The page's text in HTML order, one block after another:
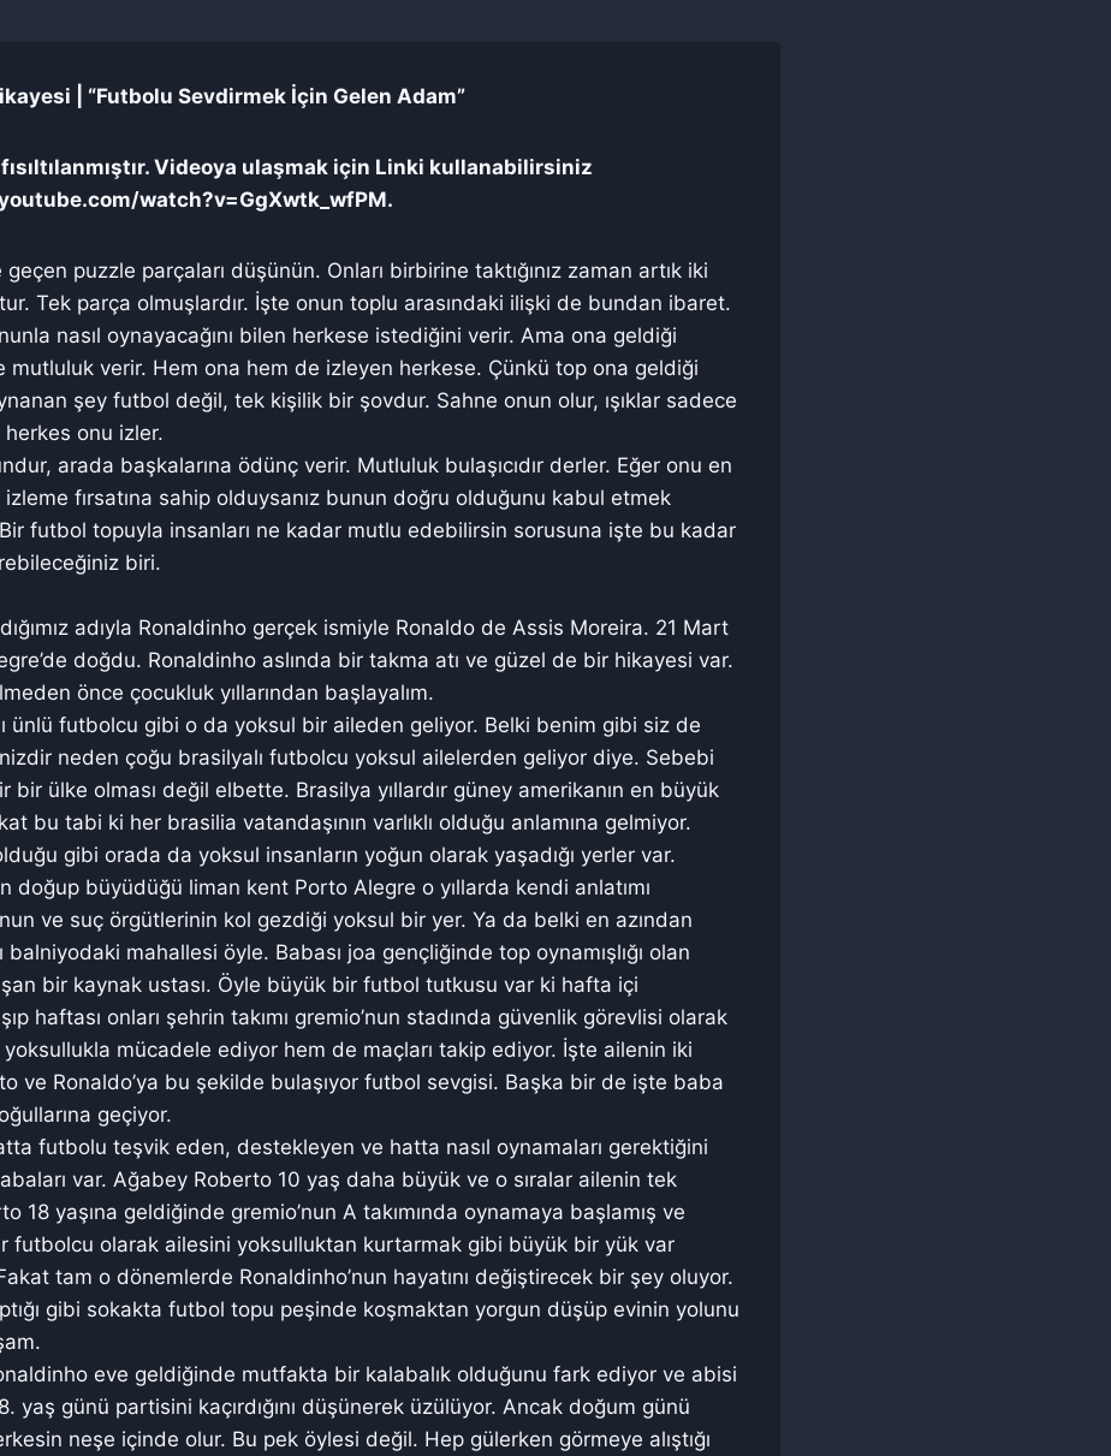
| “Futbolu Sevdirmek İçin Gelen Adam”
Videoya ulaşmak için Linki kullanabilirsiniz
watch?v=GgXwtk_wfPM.
puzzle parçaları düşünün. Onları birbirine taktığınız zaman artık iki
Tek parça olmuşlardır. İşte onun toplu arasındaki ilişki de bundan ibaret.
nasıl oynayacağını bilen herkese istediğini verir. Ama ona geldiği
mutluluk verir. Hem ona hem de izleyen herkese. Çünkü top ona geldiği
şey futbol değil, tek kişilik bir şovdur. Sahne onun olur, ışıklar sadece
herkes onu izler.
arada başkalarına ödünç verir. Mutluluk bulaşıcıdır derler. Eğer onu en
fırsatına sahip olduysanız bunun doğru olduğunu kabul etmek
Bir futbol topuyla insanları ne kadar mutlu edebilirsin sorusuna işte bu kadar
biri.
adıyla Ronaldinho gerçek ismiyle Ronaldo de Assis Moreira. 21 Mart
doğdu. Ronaldinho aslında bir takma atı ve güzel de bir hikayesi var.
önce çocukluk yıllarından başlayalım.
ünlü futbolcu gibi o da yoksul bir aileden geliyor. Belki benim gibi siz de
neden çoğu brasilyalı futbolcu yoksul ailelerden geliyor diye. Sebebi
bir ülke olması değil elbette. Brasilya yıllardır güney amerikanın en büyük
bu tabi ki her brasilia vatandaşının varlıklı olduğu anlamına gelmiyor.
gibi orada da yoksul insanların yoğun olarak yaşadığı yerler var.
doğup büyüdüğü liman kent Porto Alegre o yıllarda kendi anlatımı
ve suç örgütlerinin kol gezdiği yoksul bir yer. Ya da belki en azından
balniyodaki mahallesi öyle. Babası joa gençliğinde top oynamışlığı olan
bir kaynak ustası. Öyle büyük bir futbol tutkusu var ki hafta içi
haftası onları şehrin takımı gremio’nun stadında güvenlik görevlisi olarak
yoksullukla mücadele ediyor hem de maçları takip ediyor. İşte ailenin iki
ve Ronaldo’ya bu şekilde bulaşıyor futbol sevgisi. Başka bir de işte baba
geçiyor.
futbolu teşvik eden, destekleyen ve hatta nasıl oynamaları gerektiğini
var. Ağabey Roberto 10 yaş daha büyük ve o sıralar ailenin tek
18 yaşına geldiğinde gremio’nun A takımında oynamaya başlamış ve
futbolcu olarak ailesini yoksulluktan kurtarmak gibi büyük bir yük var
tam o dönemlerde Ronaldinho’nun hayatını değiştirecek bir şey oluyor.
gibi sokakta futbol topu peşinde koşmaktan yorgun düşüp evinin yolunu
eve geldiğinde mutfakta bir kalabalık olduğunu fark ediyor ve abisi
yaş günü partisini kaçırdığını düşünerek üzülüyor. Ancak doğum günü
neşe içinde olur. Bu pek öylesi değil. Hep gülerken görmeye alıştığı